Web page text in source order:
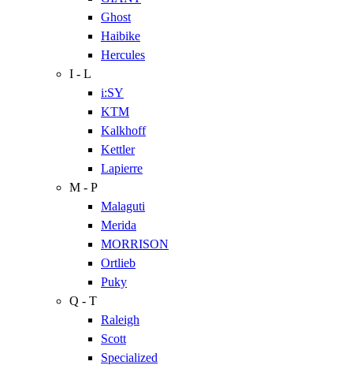
Ghost
Haibike
Hercules
I - L
i:SY
KTM
Kalkhoff
Kettler
Lapierre
M - P
Malaguti
Merida
MORRISON
Ortlieb
Puky
Q - T
Raleigh
Scott
Specialized